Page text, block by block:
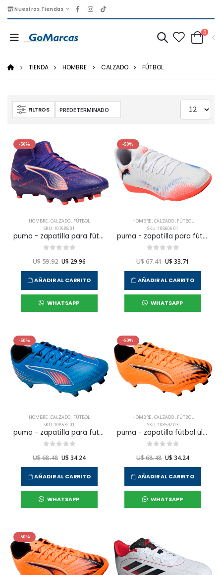
Nuestras Tiendas
0
TIENDA HOMBRE CALZADO FÚTBOL
FILTROS
-50%
HOMBRE,CALZADO, FÚTBOL
SKU: 107688 01
puma - zapatilla para fútbol ultra 5 play para hombre
U$ 59.92 U$ 29.96
AÑADIR AL CARRITO
WHATSAPP
-50%
HOMBRE,CALZADO, FÚTBOL
SKU: 108606 01
puma - zapatilla para fútbol future 8 play it para hombre
U$ 67.41 U$ 33.71
AÑADIR AL CARRITO
WHATSAPP
-50%
HOMBRE,CALZADO, FÚTBOL
SKU: 108532 01
puma - zapatilla para futbol ultra 6 play fg/ag para hombre
U$ 68.48 U$ 34.24
AÑADIR AL CARRITO
WHATSAPP
-50%
HOMBRE,CALZADO, FÚTBOL
SKU: 108532 03
puma - zapatilla fútbol ultra 6 play fg para hombre
U$ 68.48 U$ 34.24
AÑADIR AL CARRITO
WHATSAPP
-50%